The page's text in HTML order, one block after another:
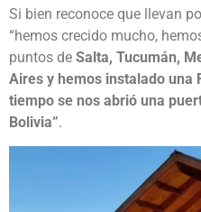
Si bien reconoce que llevan
“hemos crecido mucho,
puntos de Salta, Tucumán,
Aires y hemos instalado una
tiempo se nos abrió una
Bolivia”.